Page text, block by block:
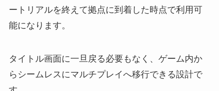
ートリアルを終えて拠点に到着した時点で利用可
能になります。
タイトル画面に一旦戻る必要もなく、ゲーム内か
らシームレスにマルチプレイへ移行できる設計で